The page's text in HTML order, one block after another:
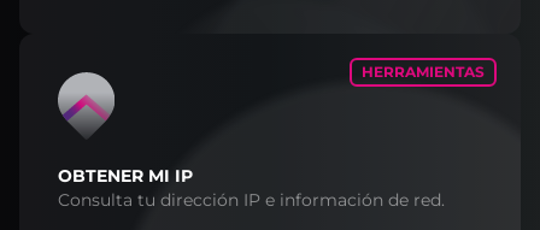
HERRAMIENTAS
OBTENER MI IP
Consulta tu dirección IP e información de red.